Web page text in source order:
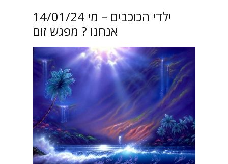
14/01/24 ילדי הכוכבים – מי
אנחנו ? מפגש זום